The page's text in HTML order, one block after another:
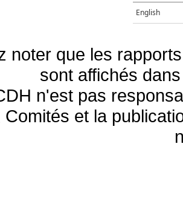
English
noter que les
sont affichés
n'est pas
Comités et la